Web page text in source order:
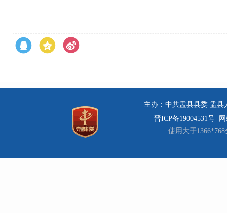
主办：中共盂县县委 盂县
晋ICP备19004531号
使用大于